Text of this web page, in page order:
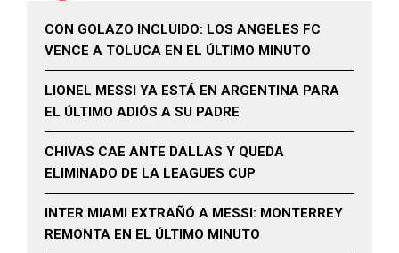
CON GOLAZO INCLUIDO: LOS ANGELES FC
VENCE A TOLUCA EN EL ÚLTIMO MINUTO
LIONEL MESSI YA ESTÁ EN ARGENTINA PARA
EL ÚLTIMO ADIÓS A SU PADRE
CHIVAS CAE ANTE DALLAS Y QUEDA
ELIMINADO DE LA LEAGUES CUP
INTER MIAMI EXTRAÑÓ A MESSI: MONTERREY
REMONTA EN EL ÚLTIMO MINUTO